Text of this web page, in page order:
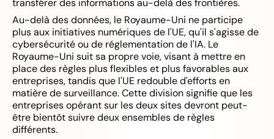
transférer des informations au-delà des frontières.
Au-delà des données, le Royaume-Uni ne participe
plus aux initiatives numériques de l'UE, qu'il s'agisse de
cybersécurité ou de réglementation de l'IA. Le
Royaume-Uni suit sa propre voie, visant à mettre en
place des règles plus flexibles et plus favorables aux
entreprises, tandis que l'UE redouble d'efforts en
matière de surveillance. Cette division signifie que les
entreprises opérant sur les deux sites devront peut-
être bientôt suivre deux ensembles de règles
différents.